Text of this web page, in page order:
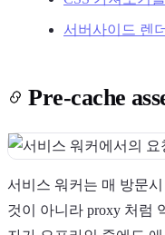
서버사이드 렌
Pre-cache
서비스 워커는 매 방문
것이 아니라 proxy 처럼